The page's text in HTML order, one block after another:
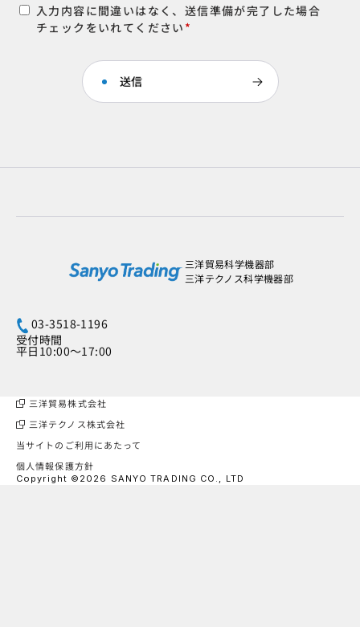
入力内容に間違いはなく、送信準備が完了した場合
チェックをいれてください *
三洋貿易科学機器部
三洋テクノス科学機器部
03-3518-1196
受付時間
平日10:00～17:00
三洋貿易株式会社
三洋テクノス株式会社
当サイトのご利用にあたって
個人情報保護方針
Copyright ©2026 SANYO TRADING CO., LTD